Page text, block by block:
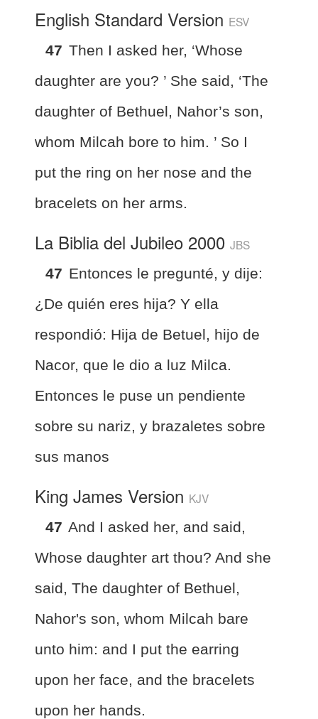
English Standard Version ESV
47 Then I asked her, ‘Whose
daughter are you? ’ She said, ‘The
daughter of Bethuel, Nahor’s son,
whom Milcah bore to him. ’ So I
put the ring on her nose and the
bracelets on her arms.
La Biblia del Jubileo 2000 JBS
47 Entonces le pregunté, y dije:
¿De quién eres hija? Y ella
respondió: Hija de Betuel, hijo de
Nacor, que le dio a luz Milca.
Entonces le puse un pendiente
sobre su nariz, y brazaletes sobre
sus manos
King James Version KJV
47 And I asked her, and said,
Whose daughter art thou? And she
said, The daughter of Bethuel,
Nahor's son, whom Milcah bare
unto him: and I put the earring
upon her face, and the bracelets
upon her hands.